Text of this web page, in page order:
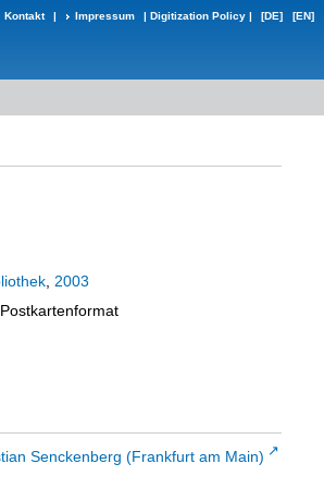
Kontakt | Impressum | Digitization Policy | [DE] [EN]
2003
Senckenberg (Frankfurt am Main)